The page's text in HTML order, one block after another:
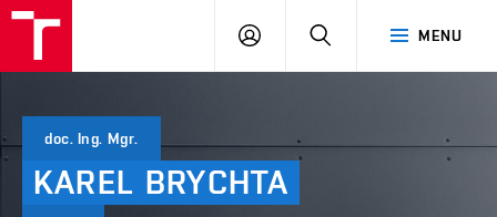
MENU
PŘIHLÁSIT
doc. Ing. Mgr.
KAREL BRYCHTA